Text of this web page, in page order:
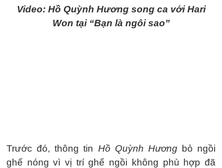
Video: Hồ Quỳnh Hương song ca với Hari
Won tại “Bạn là ngôi sao”
Trước đó, thông tin Hồ Quỳnh Hươngbỏ ngồi
ghế nóng vì vị trí ghế ngồi không phù hợp đã